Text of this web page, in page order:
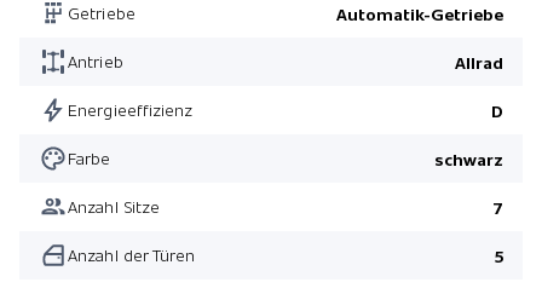
Dunkelgetönte Scheiben
Vordersitze 20-fach elektr. verstel. mit Massage und Memory
Heckklappe elektrisch mit Freihandfunktion
Pack Comfort
Pack Winter
Getriebe Automatik-Getriebe
Antrieb Allrad
Energieeffizienz D
Farbe schwarz
Anzahl Sitze 7
Anzahl der Türen 5